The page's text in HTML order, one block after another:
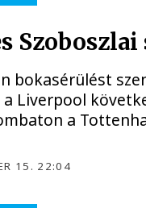
bokasérülést
Liverpool
a
15. 22:04